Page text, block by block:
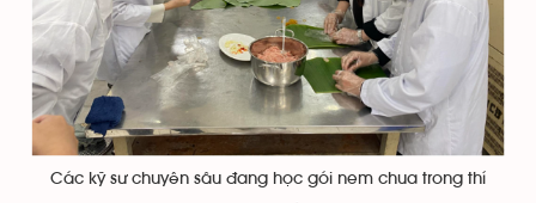
Các kỹ sư chuyên sâu đang học gói nem chua trong thí